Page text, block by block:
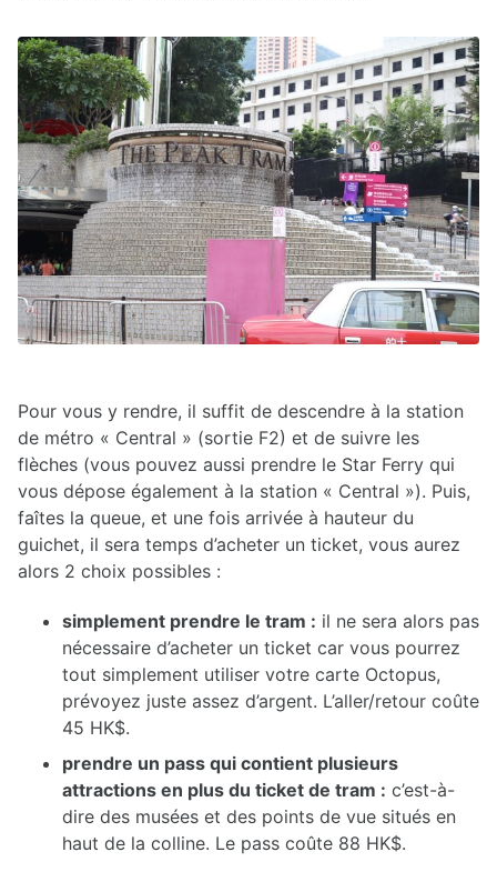
Pour vous y rendre, il suffit de descendre à la station
de métro « Central » (sortie F2) et de suivre les
flèches (vous pouvez aussi prendre le Star Ferry qui
vous dépose également à la station « Central »). Puis,
faîtes la queue, et une fois arrivée à hauteur du
guichet, il sera temps d’acheter un ticket, vous aurez
alors 2 choix possibles :
simplement prendre le tram : il ne sera alors pas
nécessaire d’acheter un ticket car vous pourrez
tout simplement utiliser votre carte Octopus,
prévoyez juste assez d’argent. L’aller/retour coûte
45 HK$.
prendre un pass qui contient plusieurs
attractions en plus du ticket de tram : c’est-à-
dire des musées et des points de vue situés en
haut de la colline. Le pass coûte 88 HK$.